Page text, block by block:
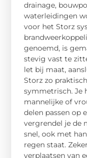
drainage,
waterleidingen
voor het Storz
genoemd, is
stevig vast te
let bij maat,
Storz zo
symmetrisch. Je
mannelijke of
delen passen op
vergrendel je de
snel, ook met
regen staat.
verplaatsen van